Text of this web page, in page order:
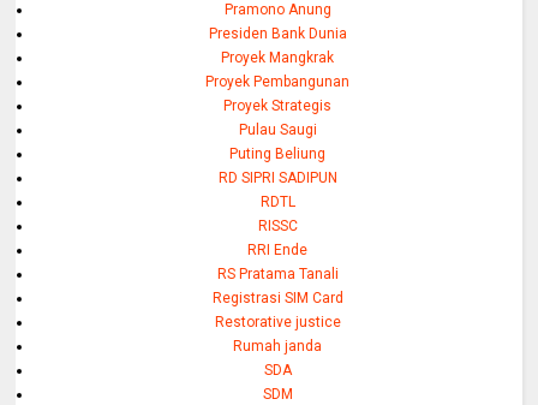
Pramono Anung
Presiden Bank Dunia
Proyek Mangkrak
Proyek Pembangunan
Proyek Strategis
Pulau Saugi
Puting Beliung
RD SIPRI SADIPUN
RDTL
RISSC
RRI Ende
RS Pratama Tanali
Registrasi SIM Card
Restorative justice
Rumah janda
SDA
SDM